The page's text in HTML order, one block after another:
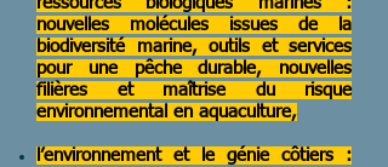
nouvelles molécules issues de la
biodiversité marine, outils et services
pour une pêche durable, nouvelles
filières et maîtrise du risque
environnemental en aquaculture,
l’environnement et le génie côtiers :